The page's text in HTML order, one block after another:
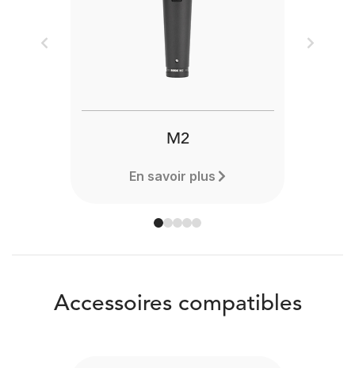
M2
En savoir plus
Previous Next
Accessoires compatibles